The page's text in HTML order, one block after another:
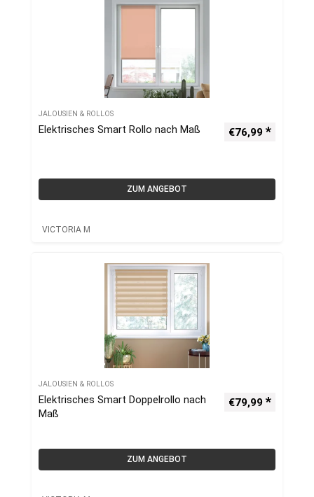
JALOUSIEN & ROLLOS
Elektrisches Smart Rollo nach Maß €76,99
ZUM ANGEBOT
VICTORIA M
JALOUSIEN & ROLLOS
Elektrisches Smart Doppelrollo nach
Maß
€79,99
ZUM ANGEBOT